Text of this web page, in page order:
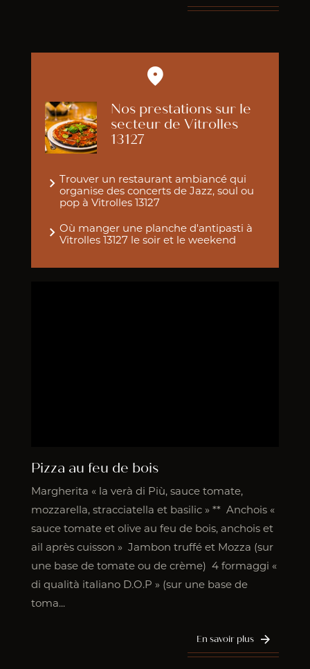
Nos prestations sur le
secteur de Vitrolles
13127
Trouver un restaurant ambiancé qui
organise des concerts de Jazz, soul ou
pop à Vitrolles 13127
Où manger une planche d'antipasti à
Vitrolles 13127 le soir et le weekend
Pizza au feu de bois
Margherita « la verà di Più, sauce tomate,
mozzarella, stracciatella et basilic » ** Anchois «
sauce tomate et olive au feu de bois, anchois et
ail après cuisson » Jambon truffé et Mozza (sur
une base de tomate ou de crème) 4 formaggi «
di qualità italiano D.O.P » (sur une base de
toma...
En savoir plus